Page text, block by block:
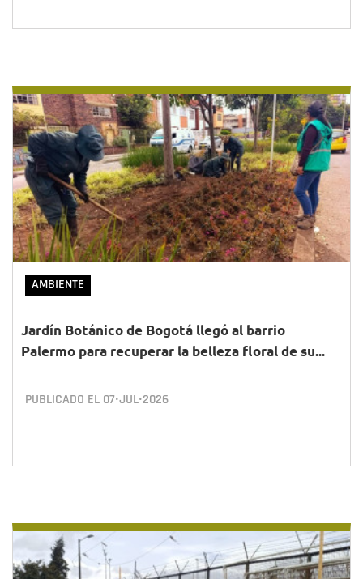
AMBIENTE
Jardín Botánico de Bogotá llegó al barrio
Palermo para recuperar la belleza floral de su...
PUBLICADO EL 07•JUL•2026